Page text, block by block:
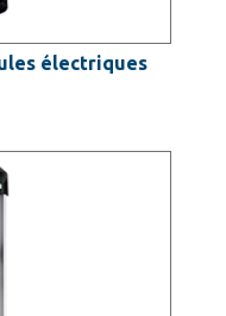
électriques